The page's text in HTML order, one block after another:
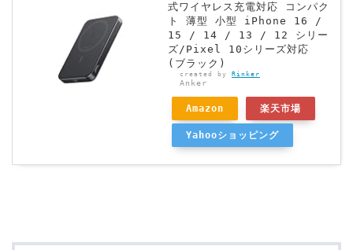
式ワイヤレス充電対応 コンパク
ト 薄型 小型 iPhone 16 /
15 / 14 / 13 / 12 シリー
ズ/Pixel 10シリーズ対応
(ブラック)
created by Rinker
Anker
Amazon 楽天市場
Yahooショッピング